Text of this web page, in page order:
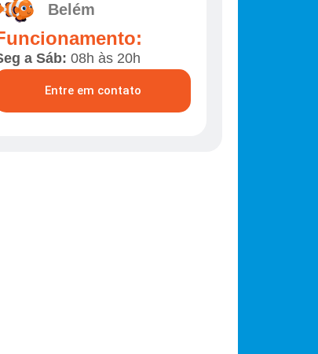
Belém
a Sáb: 08h às 20h
Entre em contato